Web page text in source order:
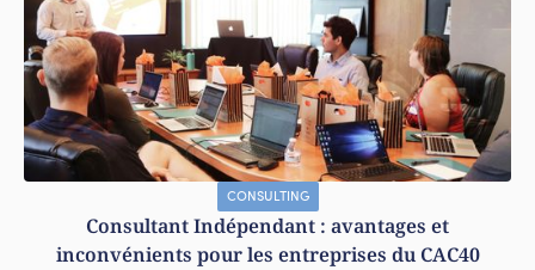
CONSULTING
Consultant Indépendant : avantages et
inconvénients pour les entreprises du CAC40